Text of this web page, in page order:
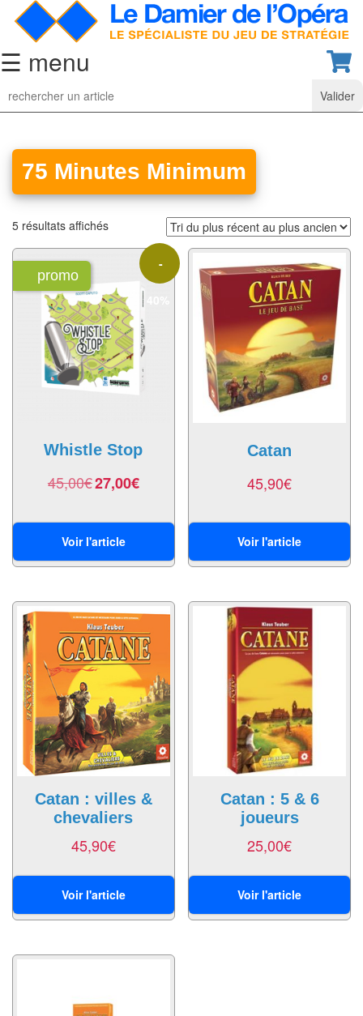
☰ menu
Jeu
d’Echecs
collection
classiques
Pièces
d’échecs
classiques
Coffrets
Echiquiers
voyage
Echiquiers
électroniques
Echiquiers
Ecoles
&
clubs
Echiquiers
muraux/Plein
air
Pendules
Echiquier
pour
aveugles
Logiciels
75 Minutes Minimum
5 résultats affichés
-
Whistle Stop
promo
45,00€27,00€
Voir l'article
Catan
45,90€
Voir l'article
Catan : villes &
chevaliers
45,90€
Voir l'article
Catan : 5 & 6
joueurs
25,00€
Voir l'article